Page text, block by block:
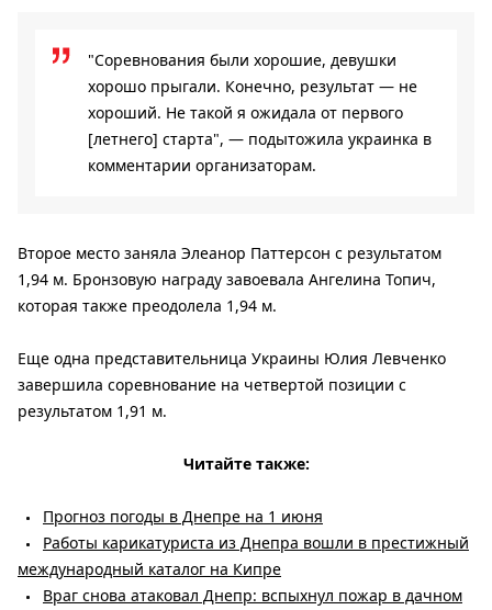
"Соревнования были хорошие, девушки
хорошо прыгали. Конечно, результат — не
хороший. Не такой я ожидала от первого
[летнего] старта", — подытожила украинка в
комментарии организаторам.
Второе место заняла Элеанор Паттерсон с результатом
1,94 м. Бронзовую награду завоевала Ангелина Топич,
которая также преодолела 1,94 м.
Еще одна представительница Украины Юлия Левченко
завершила соревнование на четвертой позиции с
результатом 1,91 м.
Читайте также:
Прогноз погоды в Днепре на 1 июня
Работы карикатуриста из Днепра вошли в престижный
международный каталог на Кипре
Враг снова атаковал Днепр: вспыхнул пожар в дачном